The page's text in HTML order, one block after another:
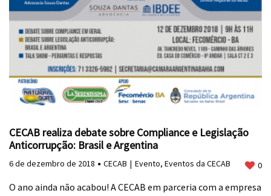
CECAB realiza debate sobre Compliance e Legislação
Anticorrupção: Brasil e Argentina
6 de dezembro de 2018 CECAB Evento, Eventos da CECAB 0
O ano ainda não acabou! A CECAB em parceria com a empresa